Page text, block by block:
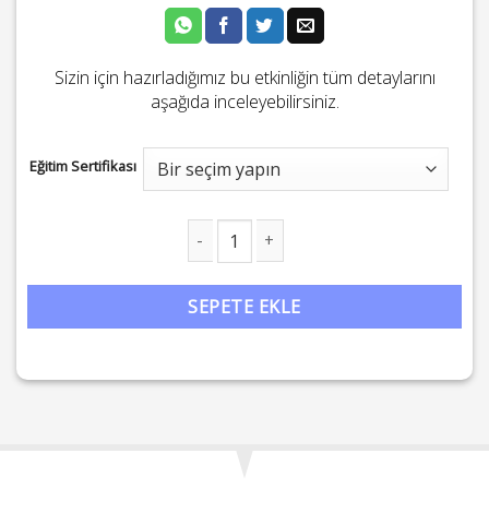
Sizin için hazırladığımız bu etkinliğin tüm detaylarını
aşağıda inceleyebilirsiniz.
Eğitim Sertifikası
SEPETE EKLE